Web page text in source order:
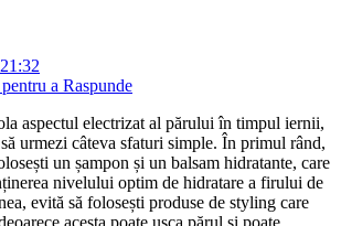
a Raspunde
aspectul electrizat al părului în timpul iernii,
urmezi câteva sfaturi simple. În primul rând,
un șampon și un balsam hidratante, care
nivelului optim de hidratare a firului de
evită să folosești produse de styling care